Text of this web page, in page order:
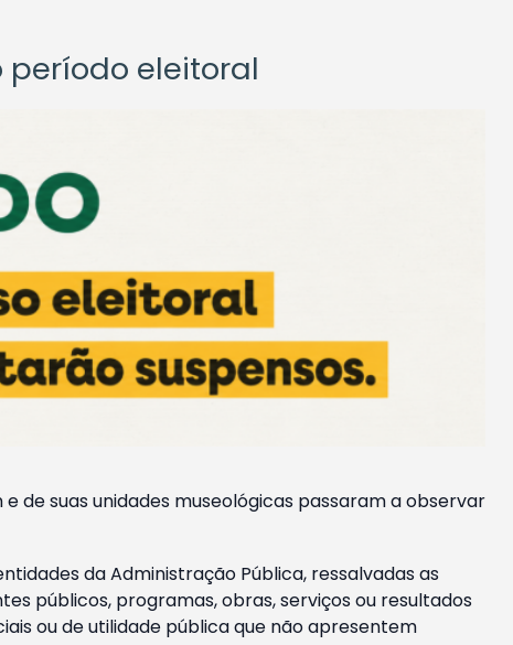
eleitoral
de suas unidades museológicas passaram a observar
da Administração Pública, ressalvadas as
públicos, programas, obras, serviços ou resultados
ou de utilidade pública que não apresentem